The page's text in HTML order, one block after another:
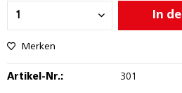
In
Merken
Artikel-Nr.: 301